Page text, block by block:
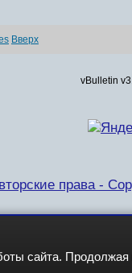
Вверх
vBulletin
права -
сайта. Продолжая